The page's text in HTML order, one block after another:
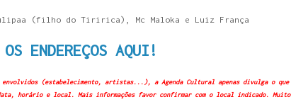
(filho do Tiririca), Mc Maloka e Luiz França
ENDEREÇOS AQUI!
envolvidos (estabelecimento, artistas...), a Agenda Cultural apenas divulga o que
horário e local. Mais informações favor confirmar com o local indicado. Muito